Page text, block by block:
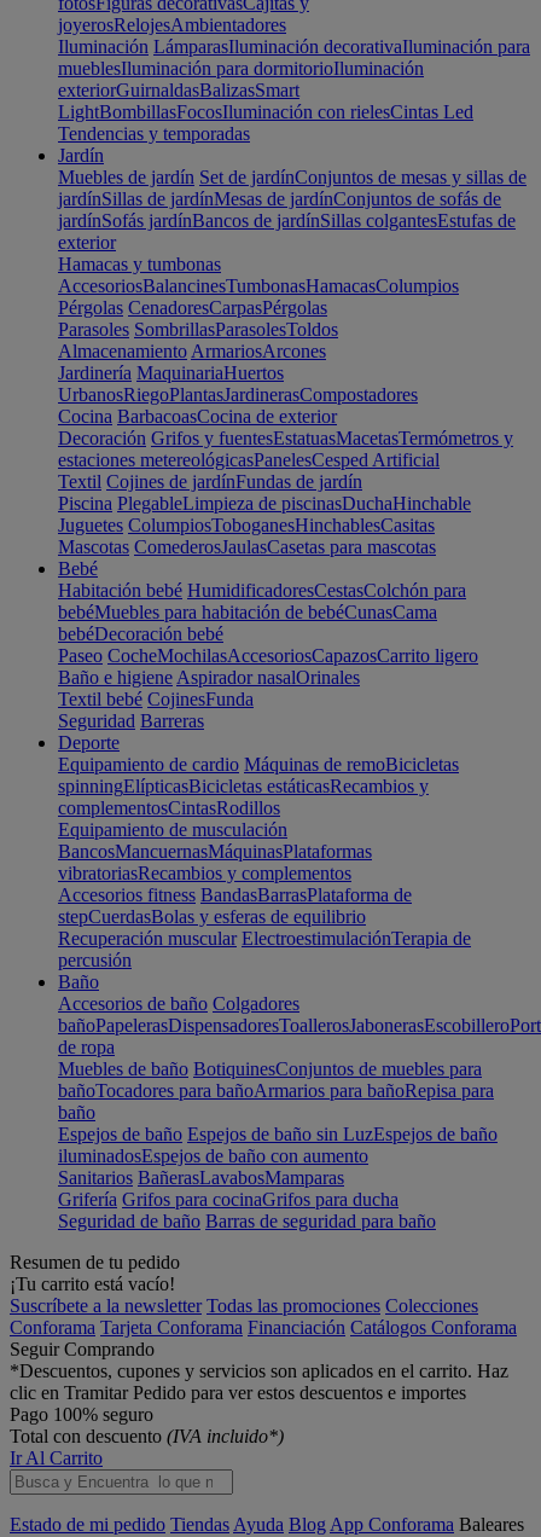
joyerosRelojesAmbientadores
Iluminación LámparasIluminación decorativaIluminación para
mueblesIluminación para dormitorioIluminación
exteriorGuirnaldasBalizasSmart
LightBombillasFocosIluminación con rielesCintas Led
Tendencias y temporadas
Jardín
Muebles de jardín Set de jardínConjuntos de mesas y sillas de
jardínSillas de jardínMesas de jardínConjuntos de sofás de
jardínSofás jardínBancos de jardínSillas colgantesEstufas de
exterior
Hamacas y tumbonas
AccesoriosBalancinesTumbonasHamacasColumpios
Pérgolas CenadoresCarpasPérgolas
Parasoles SombrillasParasolesToldos
Almacenamiento ArmariosArcones
Jardinería MaquinariaHuertos
UrbanosRiegoPlantasJardinerasCompostadores
Cocina BarbacoasCocina de exterior
Decoración Grifos y fuentesEstatuasMacetasTermómetros y
estaciones metereológicasPanelesCesped Artificial
Textil Cojines de jardínFundas de jardín
Piscina PlegableLimpieza de piscinasDuchaHinchable
Juguetes ColumpiosToboganesHinchablesCasitas
Mascotas ComederosJaulasCasetas para mascotas
Bebé
Habitación bebé HumidificadoresCestasColchón para
bebéMuebles para habitación de bebéCunasCama
bebéDecoración bebé
Paseo CocheMochilasAccesoriosCapazosCarrito ligero
Baño e higiene Aspirador nasalOrinales
Textil bebé CojinesFunda
Seguridad Barreras
Deporte
Equipamiento de cardio Máquinas de remoBicicletas
spinningElípticasBicicletas estáticasRecambios y
complementosCintasRodillos
Equipamiento de musculación
BancosMancuernasMáquinasPlataformas
vibratoriasRecambios y complementos
Accesorios fitness BandasBarrasPlataforma de
stepCuerdasBolas y esferas de equilibrio
Recuperación muscular ElectroestimulaciónTerapia de
percusión
Baño
Accesorios de baño Colgadores
bañoPapelerasDispensadoresToallerosJabonerasEscobillero
de ropa
Muebles de baño BotiquinesConjuntos de muebles para
bañoTocadores para bañoArmarios para bañoRepisa para
baño
Espejos de baño Espejos de baño sin LuzEspejos de baño
iluminadosEspejos de baño con aumento
Sanitarios BañerasLavabosMamparas
Grifería Grifos para cocinaGrifos para ducha
Seguridad de baño Barras de seguridad para baño
Resumen de tu pedido
¡Tu carrito está vacío!
Suscríbete a la newsletter Todas las promociones Colecciones
Conforama Tarjeta Conforama Financiación Catálogos Conforama
Seguir Comprando
*Descuentos, cupones y servicios son aplicados en el carrito. Haz
clic en Tramitar Pedido para ver estos descuentos e importes
Pago 100% seguro
Total con descuento (IVA incluido*)
Ir Al Carrito
Estado de mi pedido Tiendas Ayuda Blog App Conforama Baleares